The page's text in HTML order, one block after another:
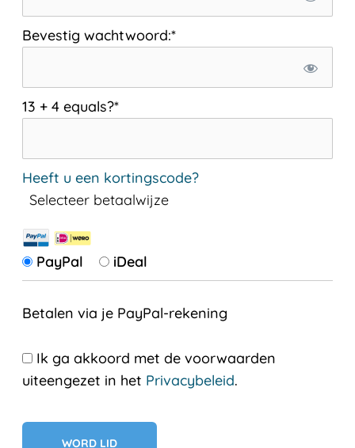
Bevestig wachtwoord:*
13 + 4 equals?*
Heeft u een kortingscode?
Selecteer betaalwijze
PayPal iDeal
Betalen via je PayPal-rekening
Ik ga akkoord met de voorwaarden
uiteengezet in het Privacybeleid.
Geen val